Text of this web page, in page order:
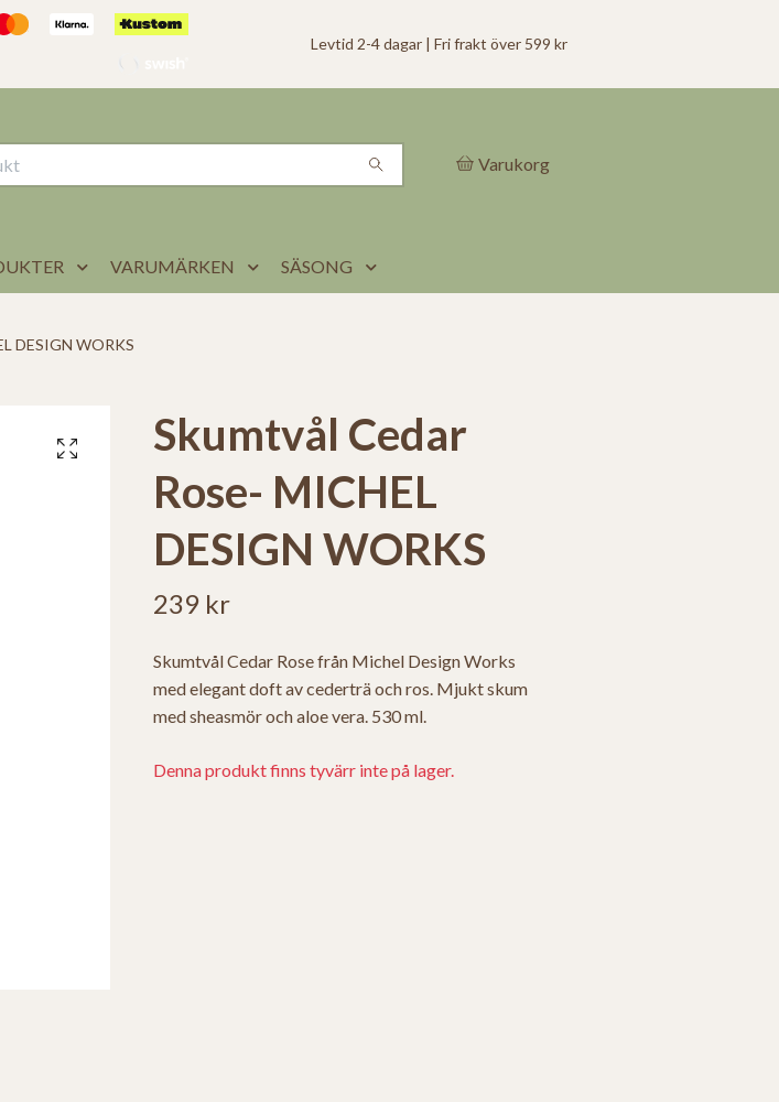
Levtid 2-4 dagar | Fri frakt över 599 kr
Varukorg
VARUMÄRKEN SÄSONG
DESIGN WORKS
Skumtvål Cedar
Rose- MICHEL
DESIGN WORKS
239 kr
Skumtvål Cedar Rose från Michel Design Works
med elegant doft av cederträ och ros. Mjukt skum
med sheasmör och aloe vera. 530 ml.
Denna produkt finns tyvärr inte på lager.